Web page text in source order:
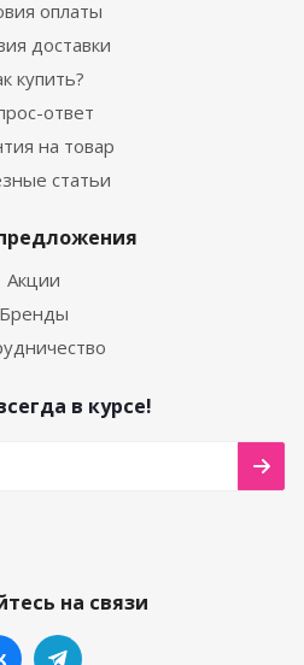
оплаты
доставки
купить?
ответ
на товар
статьи
Акции
Бренды
в курсе!
на связи